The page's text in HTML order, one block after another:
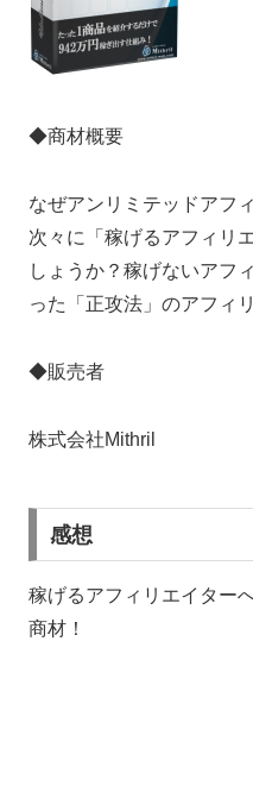
◆商材概要
なぜアンリミテッドアフ
次々に「稼げるアフィリ
しょうか？稼げないアフ
った「正攻法」のアフィ
◆販売者
株式会社Mithril
感想
稼げるアフィリエイター
商材！